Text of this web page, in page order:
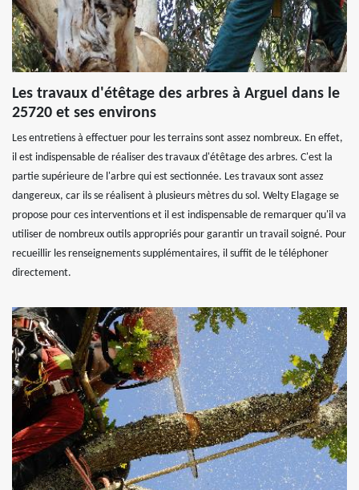
Les travaux d'étêtage des arbres à Arguel dans le
25720 et ses environs
Les entretiens à effectuer pour les terrains sont assez nombreux. En effet,
il est indispensable de réaliser des travaux d'étêtage des arbres. C'est la
partie supérieure de l'arbre qui est sectionnée. Les travaux sont assez
dangereux, car ils se réalisent à plusieurs mètres du sol. Welty Elagage se
propose pour ces interventions et il est indispensable de remarquer qu'il va
utiliser de nombreux outils appropriés pour garantir un travail soigné. Pour
recueillir les renseignements supplémentaires, il suffit de le téléphoner
directement.